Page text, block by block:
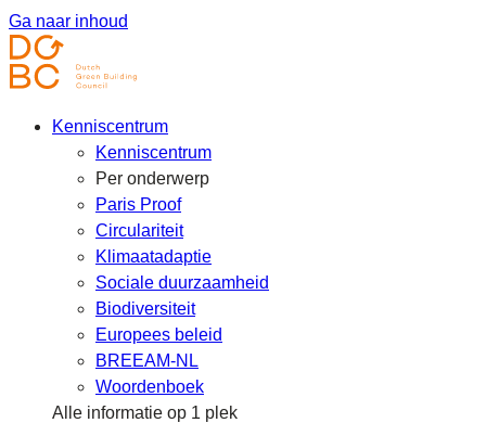
Ga naar inhoud
Kenniscentrum
Kenniscentrum
Per onderwerp
Paris Proof
Circulariteit
Klimaatadaptie
Sociale duurzaamheid
Biodiversiteit
Europees beleid
BREEAM-NL
Woordenboek
Alle informatie op 1 plek